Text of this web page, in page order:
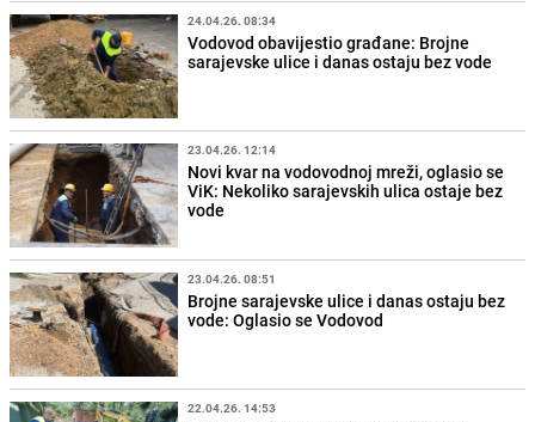
24.04.26. 08:34
Vodovod obavijestio građane: Brojne
sarajevske ulice i danas ostaju bez vode
23.04.26. 12:14
Novi kvar na vodovodnoj mreži, oglasio se
ViK: Nekoliko sarajevskih ulica ostaje bez
vode
23.04.26. 08:51
Brojne sarajevske ulice i danas ostaju bez
vode: Oglasio se Vodovod
22.04.26. 14:53